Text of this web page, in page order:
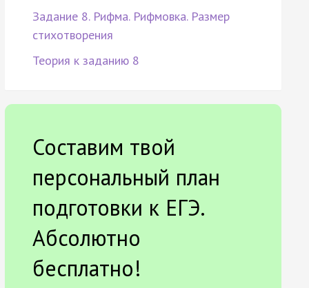
Задание 8. Рифма. Рифмовка. Размер
стихотворения
Теория к заданию 8
Составим твой
персональный план
подготовки к ЕГЭ.
Абсолютно
бесплатно!